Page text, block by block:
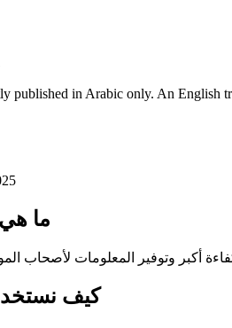
published in Arabic only. An English
1. ما
2. كيف